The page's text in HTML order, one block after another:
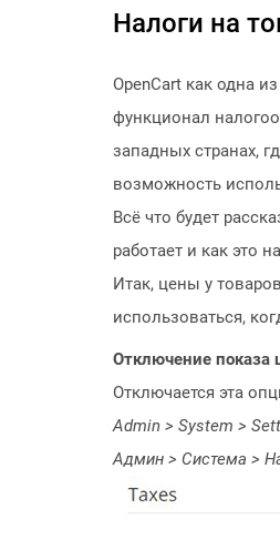
Налоги на
OpenCart как одна
функционал
западных странах,
возможность
Всё что будет
работает и как это
Итак, цены у
использоваться,
Отключение показа
Отключается эта
Admin > System >
Админ > Система >